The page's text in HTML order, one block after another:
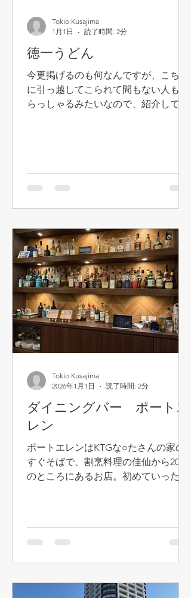
徳一うどん
今更掲げるのも何なんですが、こちら
に引っ越してこられて間もない人もい
らっしゃるみたいなので、紹介してお
揃って「これぞ昔おばあちゃんが作っ
てくれたうどん」だそうです。 さすが
蔵野うどん、この近辺には何軒かあり
ますが、私はココ、徳一が好き。 特に
好きなのが所沢発祥といわれる「肉汁
うどん」。うどんは熱盛りか冷盛り、
どちらか選択できます。他、きのこ汁
うどんとか、鍋焼きうどん、カレーう
どんも美味しいです。 うどんが立派な
だけあって、腹持ちが良いです！ う
どんは長いので、汁のどんぶりにうど
が、硬くて箸では切れません。歯で切
った方が早いかも、です。（デートで
は使わない方が・・😱） あと、オプシ
ョンでちくわ天は絶対に外せません。
ここのちくわ天はB級グルメとは思え
ない程めっちゃくちゃ美味しいです。
サックサクのサクちゃんです！（
Tokio Kusajima
1月1日
読了時間: 2分
ダイニングバー ポートエ
レン
ポートエレンはKTGな○たさんの家の
すぐそばで、割烹料理の佳仙から20m
のところにあるお店。初めていったの
いにくいのですが、街のワインバーの
ワインって、正直それほど美味しくな
た）・・。食事は美味しいけど（フォ
Tokio Kusajima
2026年1月1日
読了時間: 2分